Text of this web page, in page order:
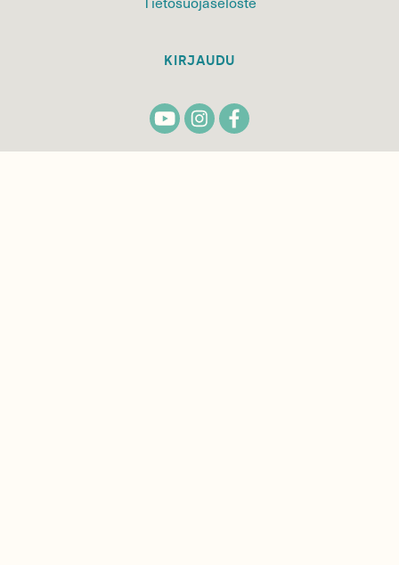
KIRJAUDU